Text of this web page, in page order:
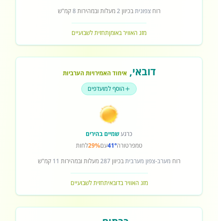
רוחצפוניתבכיוון2מעלות ובמהירות8קמ"ש
מזג האוויר באומןתחזית לשבועיים
דובאי, איחוד האמירויות הערביות
הוסף למועדפים
כרגעשמיים בהירים
טמפרטורה41°עם29%לחות
רוח מערב-צפון מערביתבכיוון287מעלות ובמהירות 11 קמ"ש
מזג האוויר בדובאיתחזית לשבועיים